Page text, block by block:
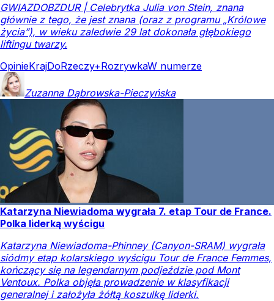
GWIAZDOBZDUR | Celebrytka Julia von Stein, znana
głównie z tego, że jest znana (oraz z programu „Królowe
życia”), w wieku zaledwie 29 lat dokonała głębokiego
liftingu twarzy.
OpinieKrajDoRzeczy+RozrywkaW numerze
Zuzanna Dąbrowska-Pieczyńska
Katarzyna Niewiadoma wygrała 7. etap Tour de France.
Polka liderką wyścigu
Katarzyna Niewiadoma-Phinney (Canyon-SRAM) wygrała
siódmy etap kolarskiego wyścigu Tour de France Femmes,
kończący się na legendarnym podjeździe pod Mont
Ventoux. Polka objęła prowadzenie w klasyfikacji
generalnej i założyła żółtą koszulkę liderki.